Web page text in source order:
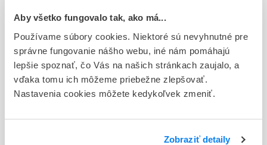
Aby všetko fungovalo tak, ako má...
Používame súbory cookies. Niektoré sú nevyhnutné pre
správne fungovanie nášho webu, iné nám pomáhajú
lepšie spoznať, čo Vás na našich stránkach zaujalo, a
vďaka tomu ich môžeme priebežne zlepšovať.
Nastavenia cookies môžete kedykoľvek zmeniť.
Zobraziť detaily
Stav
D - Registrácia bez obmedzenia platnosti
Typ registračnej procedúry
Vzájomné uznávanie (mutual recognition proc.)